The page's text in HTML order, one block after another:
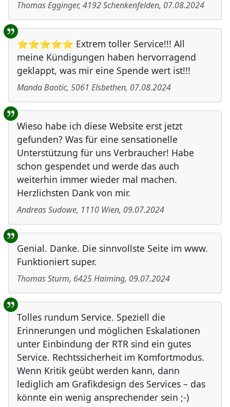
Thomas Egginger, 4192Schenkenfelden, 07.08.2024
⭐⭐⭐⭐⭐ Extrem toller Service!!! All
meine Kündigungen haben hervorragend
geklappt, was mir eine Spende wert ist!!!
Manda Baotic, 5061 Elsbethen, 07.08.2024
Wieso habe ich diese Website erst jetzt
gefunden? Was für eine sensationelle
Unterstützung für uns Verbraucher! Habe
schon gespendet und werde das auch
weiterhin immer wieder mal machen.
Herzlichsten Dank von mir.
Andreas Sudowe, 1110 Wien, 09.07.2024
Genial. Danke. Die sinnvollste Seite im www.
Funktioniert super.
Thomas Sturm, 6425Haiming, 09.07.2024
Tolles rundum Service. Speziell die
Erinnerungen und möglichen Eskalationen
unter Einbindung der RTR sind ein gutes
Service. Rechtssicherheit im Komfortmodus.
Wenn Kritik geübt werden kann, dann
lediglich am Grafikdesign des Services – das
könnte ein wenig ansprechender sein ;-)